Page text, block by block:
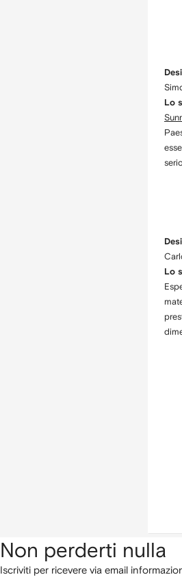
Lo
Lo
Non perderti nulla
Iscriviti per ricevere via email